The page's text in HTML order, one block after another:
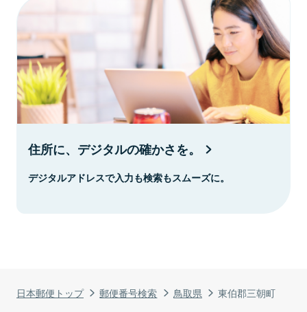
日本郵便トップ 郵便番号検索 鳥取県 東伯郡三朝町
住所に、デジタルの確かさを。
デジタルアドレスで入力も検索もスムーズに。